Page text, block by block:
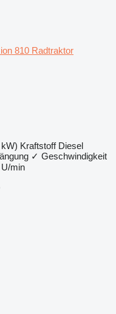
810 Radtraktor
Kraftstoff Diesel
✓ Geschwindigkeit
min